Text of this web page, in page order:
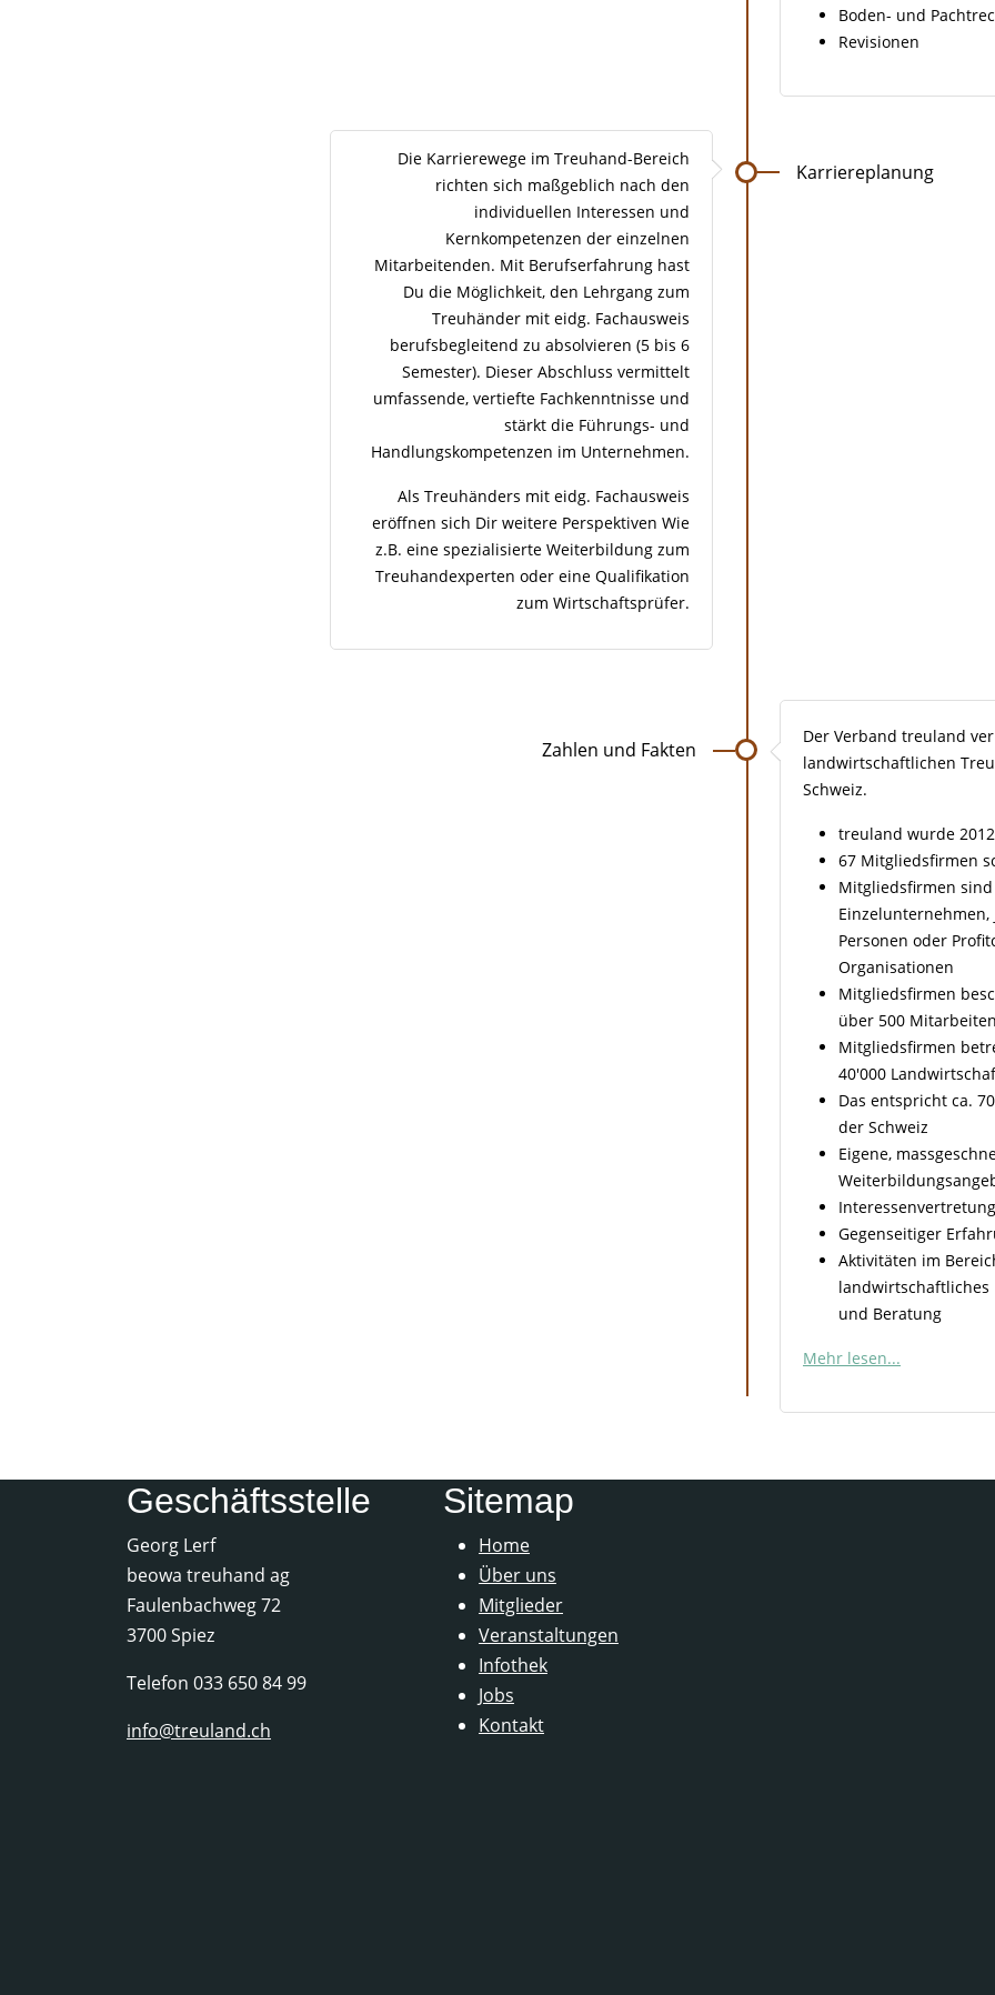
Boden- und
Revisionen
Die Karrierewege im Treuhand-Bereich
richten sich maßgeblich nach den
individuellen Interessen und
Kernkompetenzen der einzelnen
Mitarbeitenden. Mit Berufserfahrung hast
Du die Möglichkeit, den Lehrgang zum
Treuhänder mit eidg. Fachausweis
berufsbegleitend zu absolvieren (5 bis 6
Semester). Dieser Abschluss vermittelt
umfassende, vertiefte Fachkenntnisse und
stärkt die Führungs- und
Handlungskompetenzen im Unternehmen.
Als Treuhänders mit eidg. Fachausweis
eröffnen sich Dir weitere Perspektiven Wie
z.B. eine spezialisierte Weiterbildung zum
Treuhandexperten oder eine Qualifikation
zum Wirtschaftsprüfer.
Karriereplanung
Zahlen und Fakten
Der Verband treuland
landwirtschaftlichen
Schweiz.
treuland wurde
67 Mitgliedsfirmen
Mitgliedsfirmen sind
Personen oder
Organisationen
Mitgliedsfirmen
über 500
Mitgliedsfirmen
40'000
Das entspricht ca.
der Schweiz
Eigene,
Gegenseitiger
Aktivitäten im
landwirtschaftliches
und Beratung
Mehr lesen...
Geschäftsstelle
Georg Lerf
beowa treuhand ag
Faulenbachweg 72
3700 Spiez
Telefon 033 650 84 99
info@treuland.ch
Sitemap
Home
Über uns
Mitglieder
Veranstaltungen
Infothek
Jobs
Kontakt